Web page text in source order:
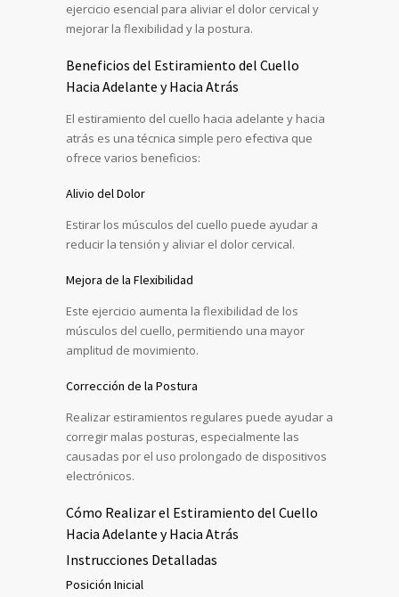
ejercicio esencial para aliviar el dolor cervical y
mejorar la flexibilidad y la postura.
Beneficios del Estiramiento del Cuello
Hacia Adelante y Hacia Atrás
El estiramiento del cuello hacia adelante y hacia
atrás es una técnica simple pero efectiva que
ofrece varios beneficios:
Alivio del Dolor
Estirar los músculos del cuello puede ayudar a
reducir la tensión y aliviar el dolor cervical.
Mejora de la Flexibilidad
Este ejercicio aumenta la flexibilidad de los
músculos del cuello, permitiendo una mayor
amplitud de movimiento.
Corrección de la Postura
Realizar estiramientos regulares puede ayudar a
corregir malas posturas, especialmente las
causadas por el uso prolongado de dispositivos
electrónicos.
Cómo Realizar el Estiramiento del Cuello
Hacia Adelante y Hacia Atrás
Instrucciones Detalladas
Posición Inicial